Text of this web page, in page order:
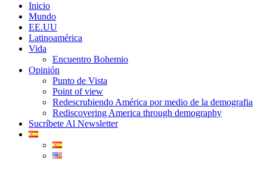
Inicio
Mundo
EE.UU
Latinoamérica
Vida
Encuentro Bohemio
Opinión
Punto de Vista
Point of view
Redescrubiendo América por medio de la demografia
Rediscovering America through demography
Sucríbete Al Newsletter